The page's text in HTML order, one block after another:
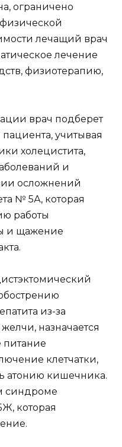
ограничено
лечащий врач
лечение
физиотерапию,
врач подберет
учитывая
холецистита,
и
осложнений
№ 5А, которая
работы
и щажение
из-за
назначается
питание
клетчатки,
атонию кишечника.
синдроме
которая